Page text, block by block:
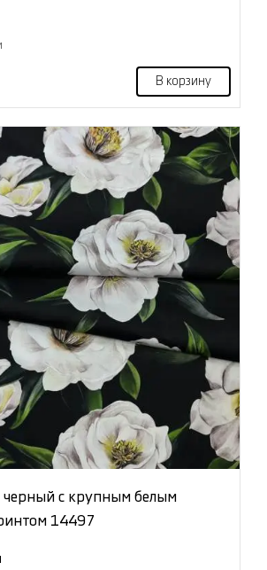
В корзину
черный с крупным белым
14497